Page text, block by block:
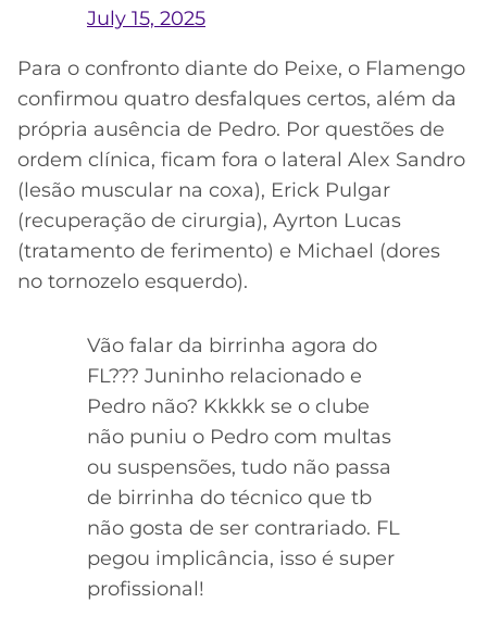
July 15, 2025
Para o confronto diante do Peixe, o Flamengo
confirmou quatro desfalques certos, além da
própria ausência de Pedro. Por questões de
ordem clínica, ficam fora o lateral Alex Sandro
(lesão muscular na coxa), Erick Pulgar
(recuperação de cirurgia), Ayrton Lucas
(tratamento de ferimento) e Michael (dores
no tornozelo esquerdo).
Vão falar da birrinha agora do
FL??? Juninho relacionado e
Pedro não? Kkkkk se o clube
não puniu o Pedro com multas
ou suspensões, tudo não passa
de birrinha do técnico que tb
não gosta de ser contrariado. FL
pegou implicância, isso é super
profissional!